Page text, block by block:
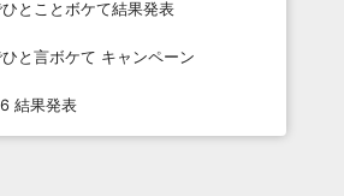
とことボケて結果発表
と言ボケて キャンペーン
結果発表